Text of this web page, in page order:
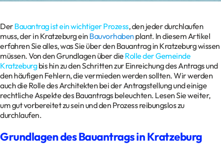
DerBauantrag ist ein wichtiger Prozess, den jeder durchlaufen
muss, der in Kratzeburg ein Bauvorhaben plant. In diesem Artikel
erfahren Sie alles, was Sie über den Bauantrag in Kratzeburg wissen
müssen. Von den Grundlagen über die Rolle der Gemeinde
Kratzeburgbis hin zu den Schritten zur Einreichung des Antrags und
den häufigen Fehlern, die vermieden werden sollten. Wir werden
auch die Rolle des Architekten bei der Antragstellung und einige
rechtliche Aspekte des Bauantrags beleuchten. Lesen Sie weiter,
um gut vorbereitet zu sein und den Prozess reibungslos zu
durchlaufen.
Grundlagen des Bauantrags in Kratzeburg